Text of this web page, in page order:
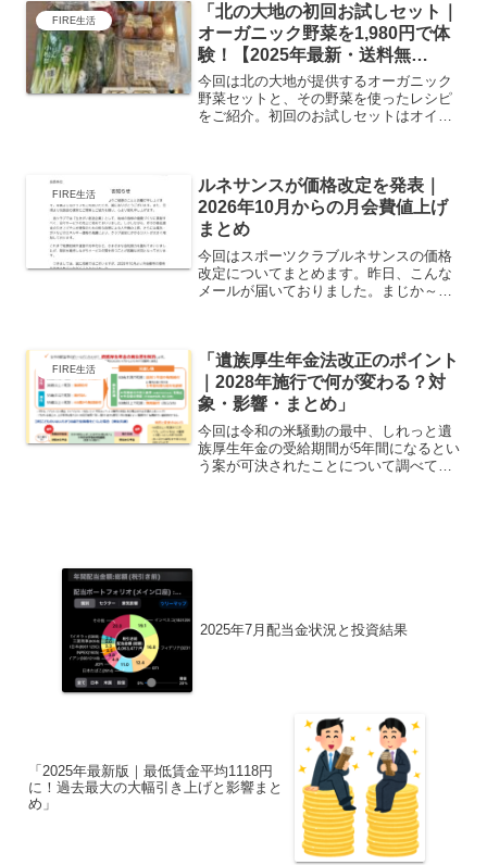
は廃止と聞き、すでに...
FIRE生活
「北の大地の初回お試しセット｜
オーガニック野菜を1,980円で体
験！【2025年最新・送料無
料】」
今回は北の大地が提供するオーガニック
野菜セットと、その野菜を使ったレシピ
をご紹介。初回のお試しセットはオイシ
いサービスです！オイ...
FIRE生活
ルネサンスが価格改定を発表｜
2026年10月からの月会費値上げ
まとめ
今回はスポーツクラブルネサンスの価格
改定についてまとめます。昨日、こんな
メールが届いておりました。まじか～、
ようなので通われているル...
FIRE生活
「遺族厚生年金法改正のポイント
｜2028年施行で何が変わる？対
象・影響・まとめ」
今回は令和の米騒動の最中、しれっと遺
族厚生年金の受給期間が5年間になるとい
う案が可決されたことについて調べてみ
2025年7月配当金状況と投資結果
「2025年最新版｜最低賃金平均1118円
に！過去最大の大幅引き上げと影響まと
め」